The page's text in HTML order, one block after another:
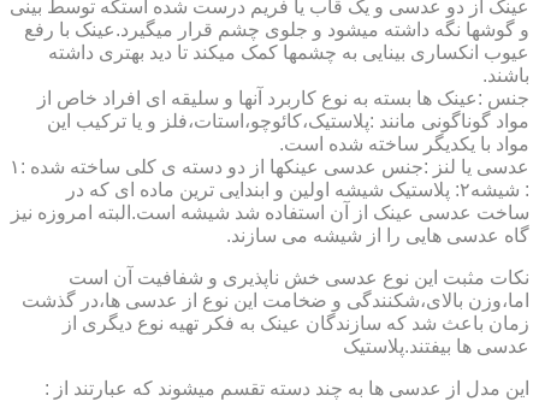
عینک از دو عدسی و یک قاب یا فریم درست شده استکه توسط بینی
و گوشها نگه داشته میشود و جلوی چشم قرار میگیرد.عینک با رفع
عیوب انکساری بینایی به چشمها کمک میکند تا دید بهتری داشته
باشند.
جنس :عینک ها بسته به نوع کاربرد آنها و سلیقه ای افراد خاص از
مواد گوناگونی مانند :پلاستیک،کائوچو،استات،فلز و یا ترکیب این
مواد با یکدیگر ساخته شده است.
عدسی یا لنز :جنس عدسی عینکها از دو دسته ی کلی ساخته شده :۱
: شیشه۲: پلاستیک شیشه اولین و ابندایی ترین ماده ای که در
ساخت عدسی عینک از آن استفاده شد شیشه است.البته امروزه نیز
گاه عدسی هایی را از شیشه می سازند.
نکات مثبت این نوع عدسی خش ناپذیری و شفافیت آن است
اما،وزن بالای،شکنندگی و ضخامت این نوع از عدسی ها،در گذشت
زمان باعث شد که سازندگان عینک به فکر تهیه نوع دیگری از
عدسی ها بیفتند.پلاستیک
این مدل از عدسی ها به چند دسته تقسم میشوند که عبارتند از :